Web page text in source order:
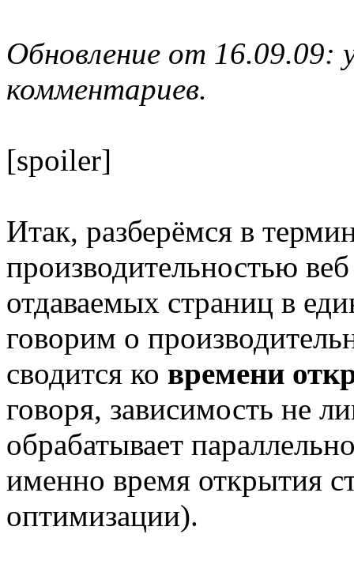
Обновление от 16.09.09:
комментариев.
[spoiler]
Итак, разберёмся в
производительностью
отдаваемых страниц в
говорим о
сводится ко времени
говоря, зависимость не
обрабатывает
именно время открытия
оптимизации).